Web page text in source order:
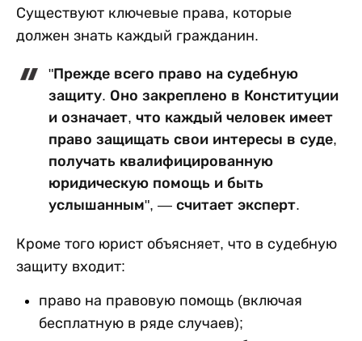
Существуют ключевые права, которые
должен знать каждый гражданин.
"Прежде всего право на судебную
защиту. Оно закреплено в Конституции
и означает, что каждый человек имеет
право защищать свои интересы в суде,
получать квалифицированную
юридическую помощь и быть
услышанным", — считает эксперт.
Кроме того юрист объясняет, что в судебную
защиту входит:
право на правовую помощь (включая
бесплатную в ряде случаев);